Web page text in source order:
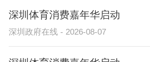
深圳体育消费嘉年华启动
深圳政府在线 - 2026-08-07